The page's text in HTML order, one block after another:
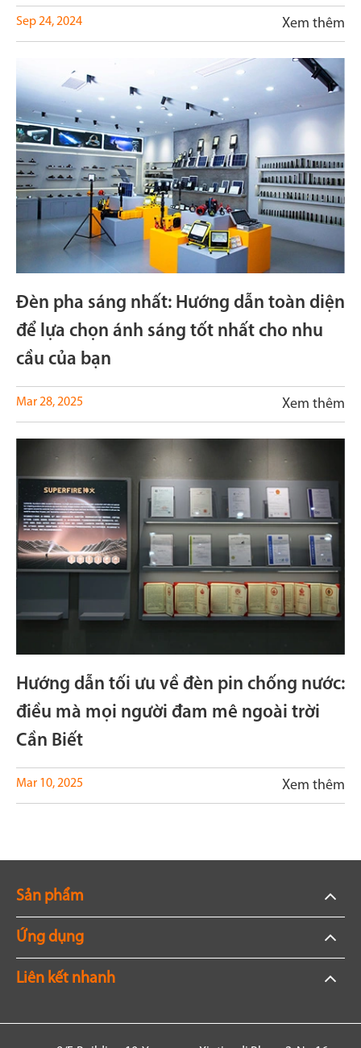
Sep 24, 2024 Xem thêm
Đèn pha sáng nhất: Hướng dẫn toàn diện
để lựa chọn ánh sáng tốt nhất cho nhu
cầu của bạn
Mar 28, 2025 Xem thêm
Hướng dẫn tối ưu về đèn pin chống nước:
điều mà mọi người đam mê ngoài trời
Cần Biết
Mar 10, 2025 Xem thêm
Sản phẩm
Ứng dụng
Liên kết nhanh